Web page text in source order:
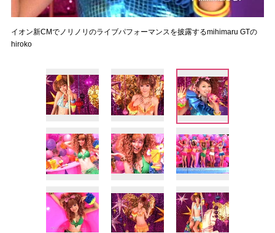
イオン新CMでノリノリのライブパフォーマンスを披露するmihimaru GTの
hiroko